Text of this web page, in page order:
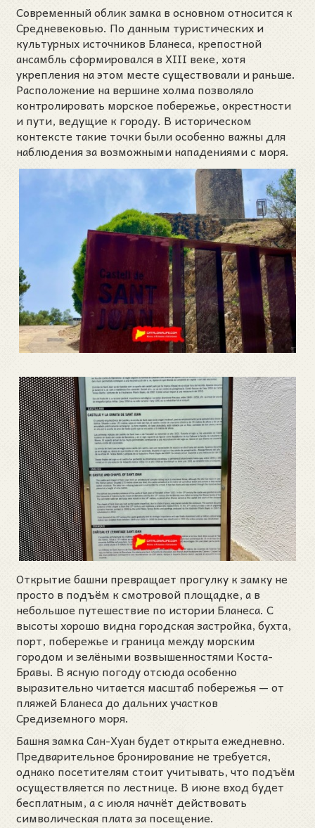
Современный облик замка в основном относится к
Средневековью. По данным туристических и
культурных источников Бланеса, крепостной
ансамбль сформировался в XIII веке, хотя
укрепления на этом месте существовали и раньше.
Расположение на вершине холма позволяло
контролировать морское побережье, окрестности
и пути, ведущие к городу. В историческом
контексте такие точки были особенно важны для
наблюдения за возможными нападениями с моря.
Открытие башни превращает прогулку к замку не
просто в подъём к смотровой площадке, а в
небольшое путешествие по истории Бланеса. С
высоты хорошо видна городская застройка, бухта,
порт, побережье и граница между морским
городом и зелёными возвышенностями Коста-
Бравы. В ясную погоду отсюда особенно
выразительно читается масштаб побережья — от
пляжей Бланеса до дальних участков
Средиземного моря.
Башня замка Сан-Хуан будет открыта ежедневно.
Предварительное бронирование не требуется,
однако посетителям стоит учитывать, что подъём
осуществляется по лестнице. В июне вход будет
бесплатным, а с июля начнёт действовать
символическая плата за посещение.